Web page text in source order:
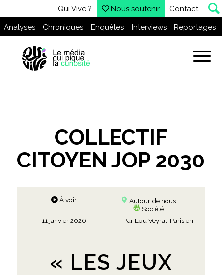
Qui Vive ? Nous soutenir Contact
Analyses Chroniques Enquêtes Interviews Reportages
COLLECTIF
CITOYEN JOP 2030
À voir
Autour de nous
Société
11 janvier 2026
Par Lou Veyrat-Parisien
« LES JEUX